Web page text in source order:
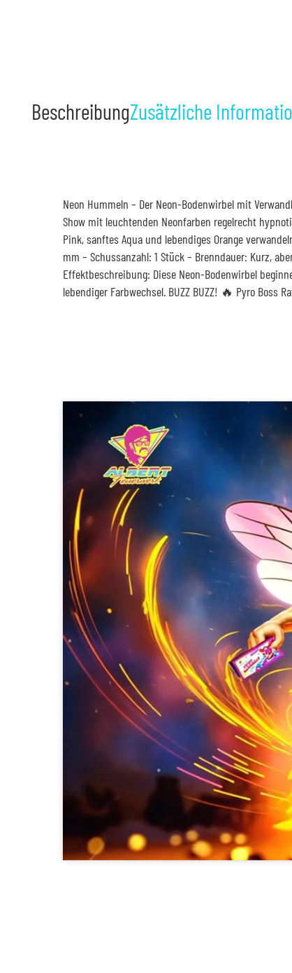
BeschreibungZusätzliche
Neon Hummeln – Der Neon-Bodenwirbel mit
Show mit leuchtenden Neonfarben regelrecht
Pink, sanftes Aqua und lebendiges Orange
mm – Schussanzahl: 1 Stück – Brenndauer: Kurz,
Effektbeschreibung: Diese Neon-Bodenwirbel
lebendiger Farbwechsel. BUZZ BUZZ! 🔥 Pyro Boss